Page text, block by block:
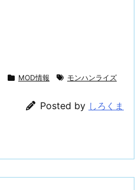
MOD情報 モンハンライズ
Posted by しろくま